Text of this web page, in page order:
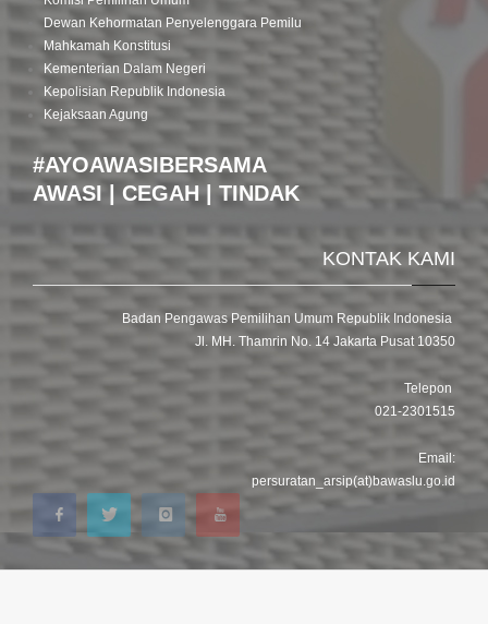
Dewan Kehormatan Penyelenggara Pemilu
Mahkamah Konstitusi
Kementerian Dalam Negeri
Kepolisian Republik Indonesia
Kejaksaan Agung
#AYOAWASIBERSAMA
AWASI | CEGAH | TINDAK
KONTAK KAMI
Badan Pengawas Pemilihan Umum Republik Indonesia
Jl. MH. Thamrin No. 14 Jakarta Pusat 10350
Telepon
021-2301515
Email:
persuratan_arsip(at)bawaslu.go.id